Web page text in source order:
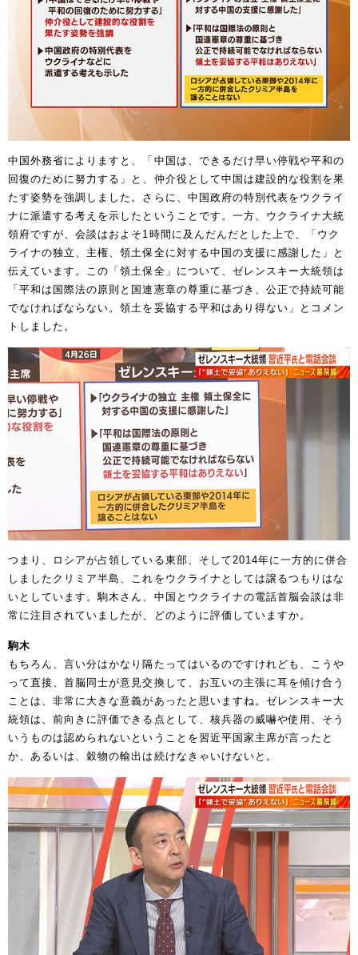
中国外務省によりますと、「中国は、できるだけ早い停戦や平和の
回復のために努力する」と、仲介役として中国は建設的な役割を果
たす姿勢を強調しました。さらに、中国政府の特別代表をウクライ
ナに派遣する考えを示したということです。一方、ウクライナ大統
領府ですが、会談はおよそ1時間に及んだんだとした上で、「ウク
ライナの独立、主権、領土保全に対する中国の支援に感謝した」と
伝えています。この「領土保全」について、ゼレンスキー大統領は
「平和は国際法の原則と国連憲章の尊重に基づき、公正で持続可能
でなければならない。領土を妥協する平和はあり得ない」とコメン
トしました。
つまり、ロシアが占領している東部、そして2014年に一方的に併合
しましたクリミア半島、これをウクライナとしては譲るつもりはな
いとしています。駒木さん、中国とウクライナの電話首脳会談は非
常に注目されていましたが、どのように評価していますか。
駒木
もちろん、言い分はかなり隔たってはいるのですけれども、こうや
って直接、首脳同士が意見交換して、お互いの主張に耳を傾け合う
ことは、非常に大きな意義があったと思いますね。ゼレンスキー大
統領は、前向きに評価できる点として、核兵器の威嚇や使用、そう
いうものは認められないということを習近平国家主席が言ったと
か、あるいは、穀物の輸出は続けなきゃいけないと。